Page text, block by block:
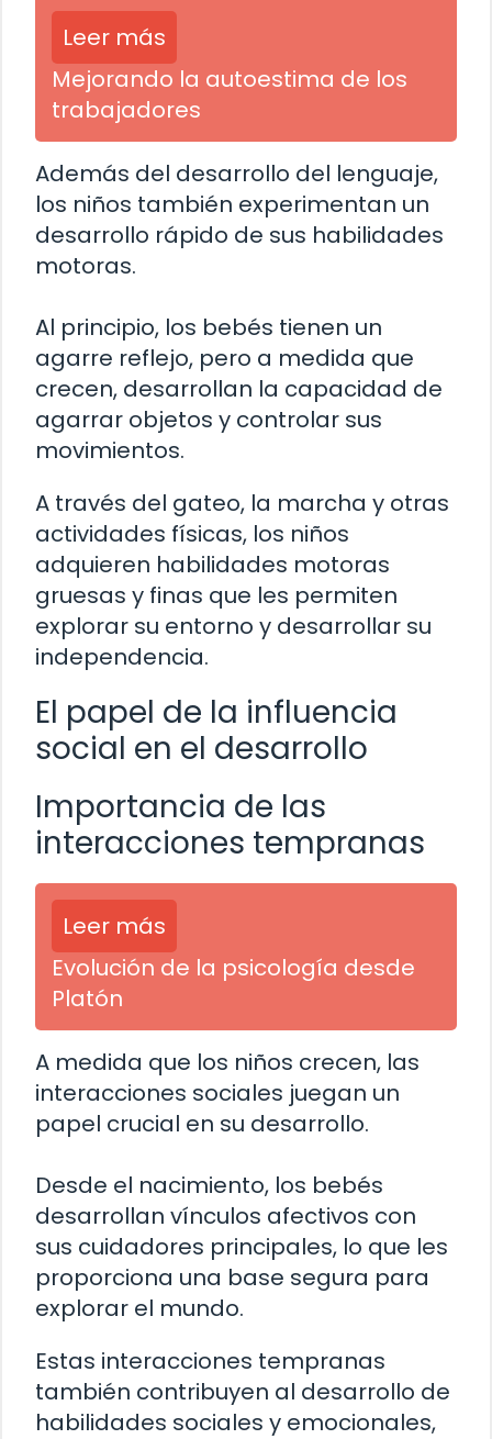
Leer más
Mejorando la autoestima de los
trabajadores
Además del desarrollo del lenguaje,
los niños también experimentan un
desarrollo rápido de sus habilidades
motoras.
Al principio, los bebés tienen un
agarre reflejo, pero a medida que
crecen, desarrollan la capacidad de
agarrar objetos y controlar sus
movimientos.
A través del gateo, la marcha y otras
actividades físicas, los niños
adquieren habilidades motoras
gruesas y finas que les permiten
explorar su entorno y desarrollar su
independencia.
El papel de la influencia
social en el desarrollo
Importancia de las
interacciones tempranas
Leer más
Evolución de la psicología desde
Platón
A medida que los niños crecen, las
interacciones sociales juegan un
papel crucial en su desarrollo.
Desde el nacimiento, los bebés
desarrollan vínculos afectivos con
sus cuidadores principales, lo que les
proporciona una base segura para
explorar el mundo.
Estas interacciones tempranas
también contribuyen al desarrollo de
habilidades sociales y emocionales,